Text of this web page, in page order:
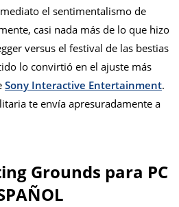
el sentimentalismo de
casi nada más de lo que hizo
versus el festival de las bestias
lo convirtió en el ajuste más
Sony Interactive Entertainment.
te envía apresuradamente a
Grounds para PC